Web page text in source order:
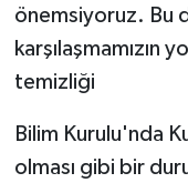
önemsiyoruz. Bu
karşılaşmamızın
temizliği
Bilim Kurulu'nda
olması gibi bir